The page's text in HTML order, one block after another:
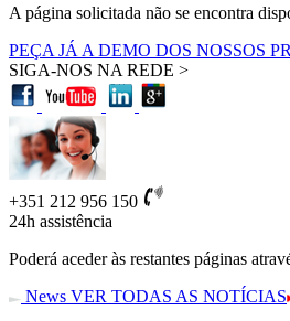
A página solicitada não se encontra
PEÇA JÁ A DEMO DOS NOSSOS
SIGA-NOS NA REDE >
+351 212 956 150
24h assistência
Poderá aceder às restantes páginas
News VER TODAS AS NOTÍCIAS